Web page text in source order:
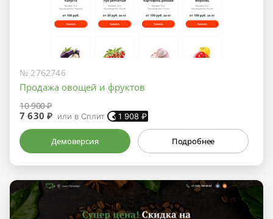
№ 2762746
Продажа овощей и фруктов
10 900 ₽
7 630 ₽ или в Сплит 1 908 ₽
Демоверсия Подробнее